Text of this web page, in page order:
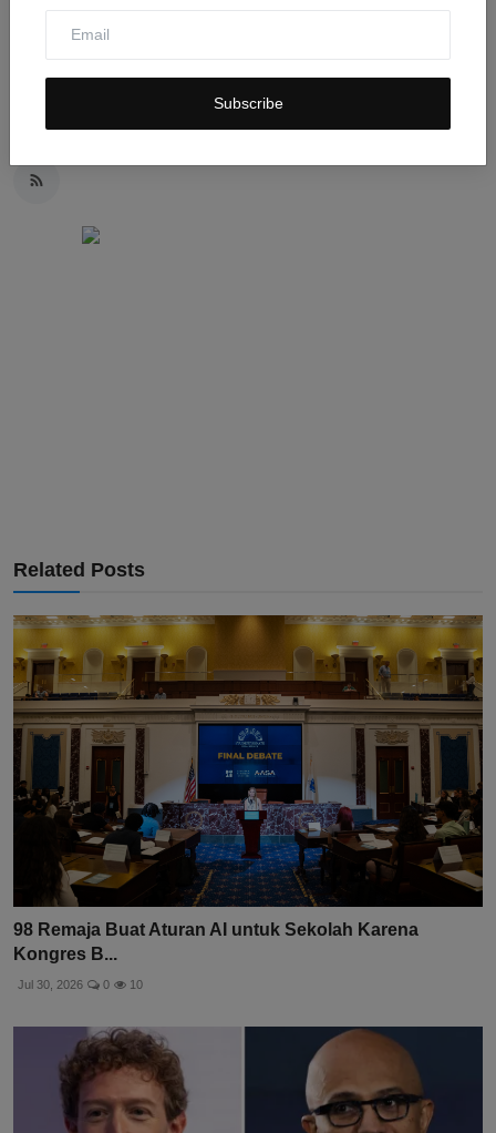
Subscribe
As a passionate news reporter, I am fueled by an insatiable
curiosity and an unwavering commitment to truth. With a keen eye
and accurate information that empowers and engages readers.
Related Posts
98 Remaja Buat Aturan AI untuk Sekolah Karena
Kongres B...
Jul 30, 2026 0 10